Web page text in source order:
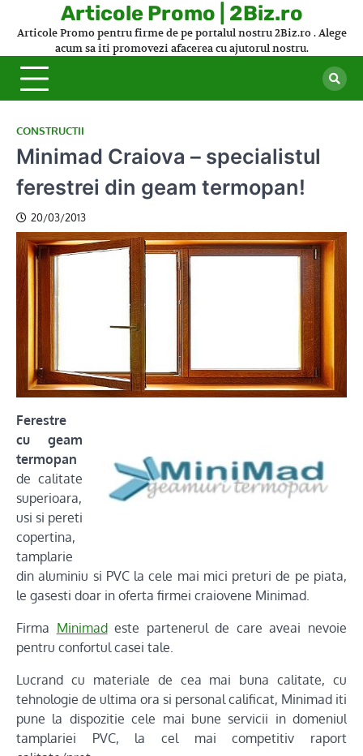
Articole Promo | 2Biz.ro
Articole Promo pentru firme de pe portalul nostru 2Biz.ro . Alege
acum sa iti promovezi afacerea cu ajutorul nostru.
CONSTRUCTII
Minimad Craiova – specialistul
ferestrei din geam termopan!
20/03/2013
Ferestre
cu geam
termopan
de calitate
superioara,
usi si pereti
copertina,
tamplarie
din aluminiu si PVC la cele mai mici preturi de pe piata,
le gasesti doar in oferta firmei craiovene Minimad.
Firma Minimadeste partenerul de care aveai nevoie
pentru confortul casei tale.
Lucrand cu materiale de cea mai buna calitate, cu
tehnologie de ultima ora si personal calificat, Minimad iti
pune la dispozitie cele mai bune servicii in domeniul
tamplariei PVC, la cel mai competitiv raport